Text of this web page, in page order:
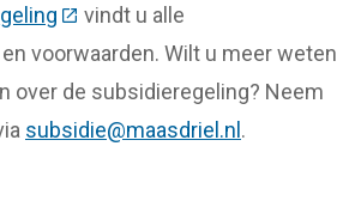
(Deze link gaat naar een
vindt u alle
voorwaarden. Wilt u meer weten
over de subsidieregeling? Neem
subsidie@maasdriel.nl.